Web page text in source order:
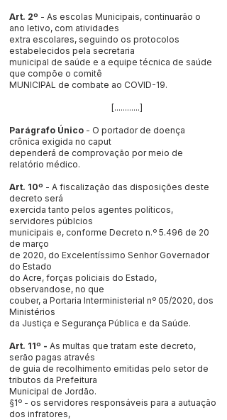
Art. 2º - As escolas Municipais, continuarão o
ano letivo, com atividades
extra escolares, seguindo os protocolos
estabelecidos pela secretaria
municipal de saúde e a equipe técnica de saúde
que compõe o comitê
MUNICIPAL de combate ao COVID-19.
[............]
Parágrafo Único - O portador de doença
crônica exigida no caput
dependerá de comprovação por meio de
relatório médico.
Art. 10º - A fiscalização das disposições deste
decreto será
exercida tanto pelos agentes políticos,
servidores públcios
municipais e, conforme Decreto n.º 5.496 de 20
de março
de 2020, do Excelentíssimo Senhor Governador
do Estado
do Acre, forças policiais do Estado,
observandose, no que
couber, a Portaria Interministerial nº 05/2020, dos
Ministérios
da Justiça e Segurança Pública e da Saúde.
Art. 11º - As multas que tratam este decreto,
serão pagas através
de guia de recolhimento emitidas pelo setor de
tributos da Prefeitura
Municipal de Jordão.
§1º - os servidores responsáveis para a autuação
dos infratores,